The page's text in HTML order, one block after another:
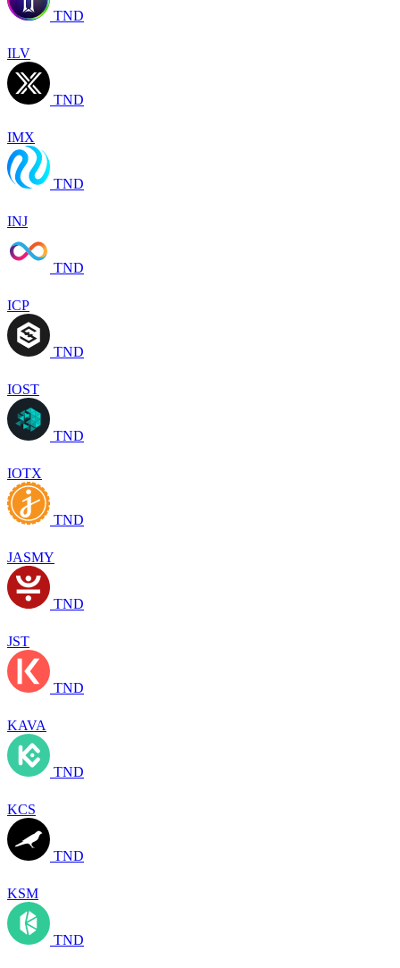
TND
ILV
TND
IMX
TND
INJ
TND
ICP
TND
IOST
TND
IOTX
TND
JASMY
TND
JST
TND
KAVA
TND
KCS
TND
KSM
TND